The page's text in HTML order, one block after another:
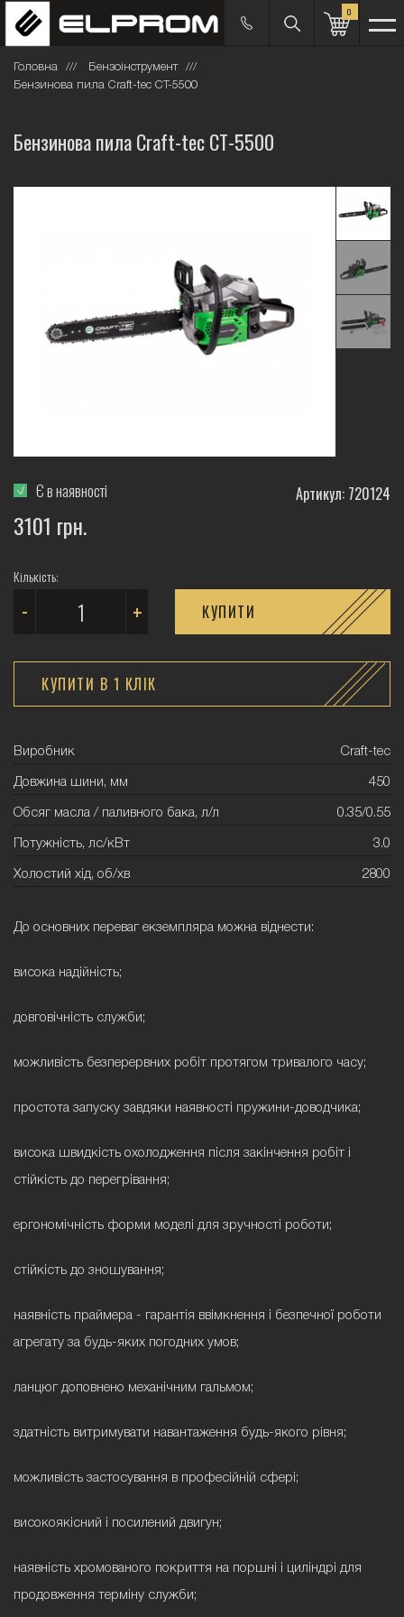
0
Головна
Бензоінструмент
Бензинова пила Craft-tec СТ-5500
Бензинова пила Craft-tec СТ-5500
Є в наявності Артикул: 720124
3101 грн.
Кількість:
- + КУПИТИ
КУПИТИ В 1 КЛIК
Виробник Craft-tec
Довжина шини, мм 450
Обсяг масла / паливного бака, л/л 0.35/0.55
Потужність, лс/кВт 3.0
Холостий хід, об/хв 2800
До основних переваг екземпляра можна віднести:
висока надійність;
довговічність служби;
можливість безперервних робіт протягом тривалого часу;
простота запуску завдяки наявності пружини-доводчика;
висока швидкість охолодження після закінчення робіт і
стійкість до перегрівання;
ергономічність форми моделі для зручності роботи;
стійкість до зношування;
наявність праймера - гарантія ввімкнення і безпечної роботи
агрегату за будь-яких погодних умов;
ланцюг доповнено механічним гальмом;
здатність витримувати навантаження будь-якого рівня;
можливість застосування в професійній сфері;
високоякісний і посилений двигун;
наявність хромованого покриття на поршні і циліндрі для
продовження терміну служби;